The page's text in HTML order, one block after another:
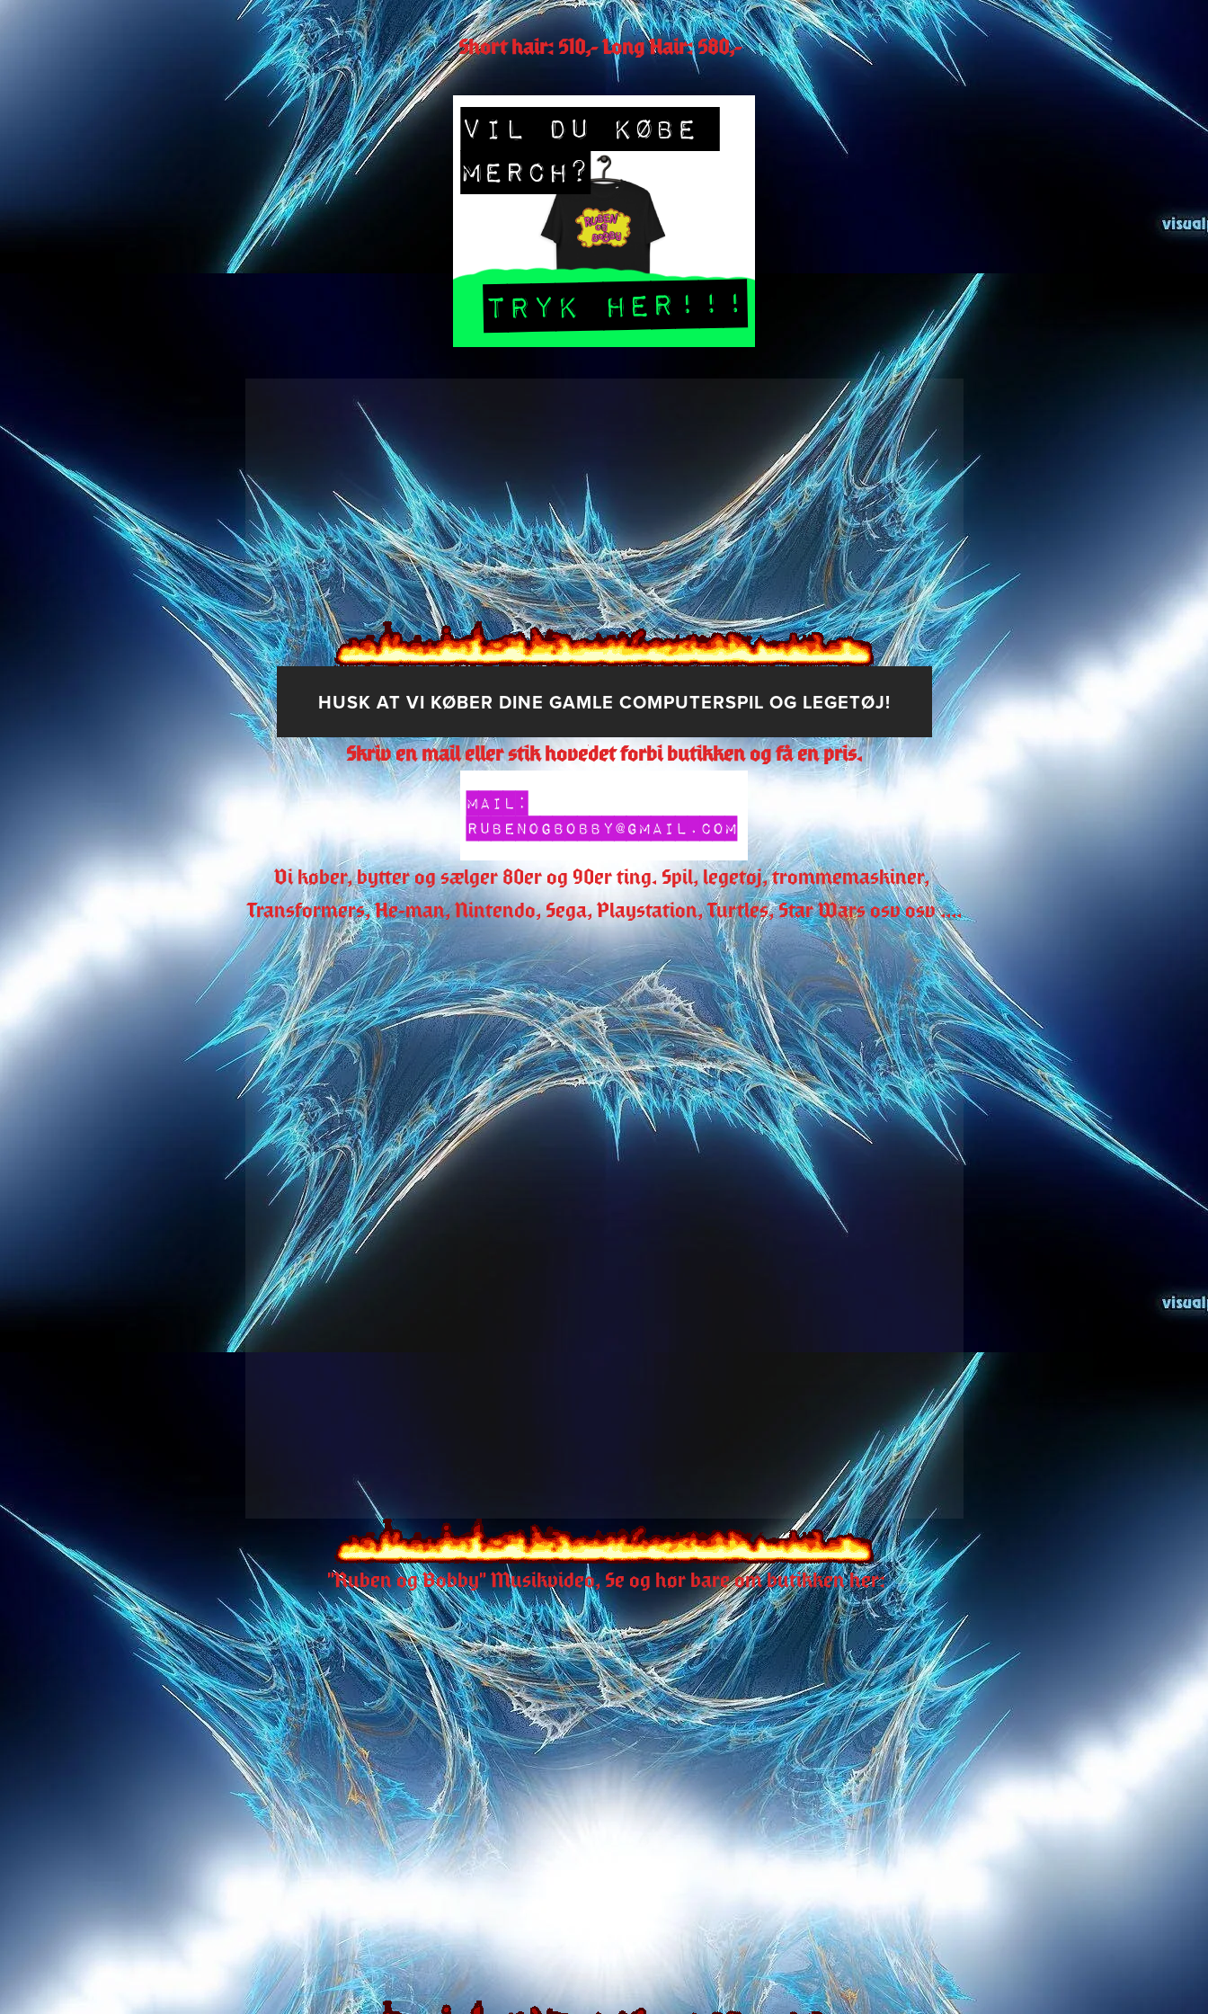
Short hair: 510,- Long Hair: 580,-
HUSK AT VI KØBER DINE GAMLE COMPUTERSPIL OG LEGETØJ!
Skriv en mail eller stik hovedet forbi butikken og få en pris.
Vi køber, bytter og sælger 80er og 90er ting. Spil, legetøj, trommemaskiner,
Transformers, He-man, Nintendo, Sega, Playstation, Turtles, Star Wars osv osv ....
"Ruben og Bobby" Musikvideo, Se og hør bare om butikken her: